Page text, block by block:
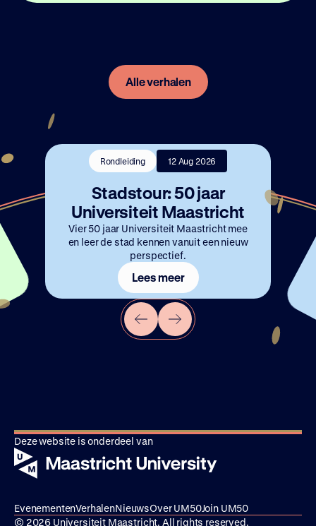
Alle verhalen
Rondleiding 12 Aug 2026
Stadstour: 50 jaar
Universiteit Maastricht
Vier 50 jaar Universiteit Maastricht mee
en leer de stad kennen vanuit een nieuw
perspectief.
Lees meer
Rondleiding 12 Aug 2026
Stadstour: 50 jaar
Universiteit Maastricht
Vier 50 jaar Universiteit Maastricht mee
en leer de stad kennen vanuit een nieuw
perspectief.
Lees meer
Deze website is onderdeel van
EvenementenVerhalenNieuwsOver UM50Join UM50
© 2026 Universiteit Maastricht. All rights reserved.